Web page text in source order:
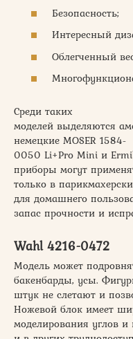
Безопасность;
Интересный
Облегченный
Среди таких
моделей выделяются
немецкие MOSER 1584-
0050 Li+Pro Mini и
приборы могут
только в
для домашнего
запас прочности и
Wahl 4216-0472
Модель может
бакенбарды, усы.
штук не слетают и
Ножевой блок имеет
моделирования углов